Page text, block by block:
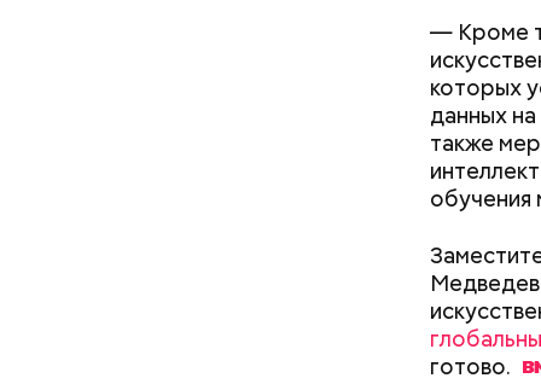
— Кроме
которых
данных
также
Медведев
готово.